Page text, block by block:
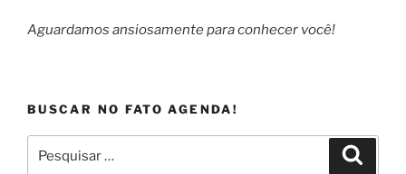
Aguardamos ansiosamente para conhecer você!
BUSCAR NO FATO AGENDA!
por: